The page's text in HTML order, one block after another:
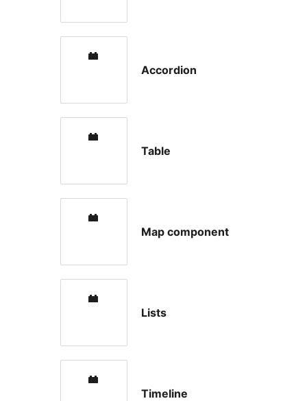
Accordion
Table
Map component
Lists
Timeline